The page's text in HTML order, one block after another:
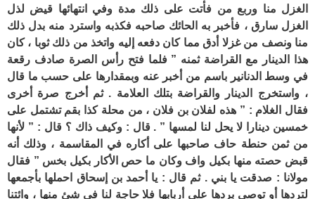
الغزل منا وربع من فأتت على ذلك مدة وفي انتهائها قيض لذل
الغزل سارق ، فأخبر به الحائك صاحبه فكذبه واسترد منه بدل ذلك
منا ونصف من غزلا أدق مما كان دفعه إليه واتخذ من ذلك ثوبا ، كان
هذا الدينار مع القراضة ثمنه ” فلما فتح رأس الصرة صادف رقعة
في وسط الدنانير باسم من أخبر عنه وبمقدارها على حسب ما قال
، واستخرج الدينار والقراضة بتلك العلامة . ثم أخرج صرة أخرى
فقال الغلام : ” هذه لفلان بن فلان ، من محلة كذا بقم تشتمل على
خمسين دينارا لا يحل لنا لمسها ” . قال : وكيف ذاك ؟ قال : ” لأنها
من ثمن حنطة حاف صاحبها على أكاره في المقاسمة ، وذلك أنه
قبض حصته منها بكيل واف وكان ما حص الأكار بكيل بخس ” فقال
مولانا : صدقت يا بني . ثم قال : يا أحمد بن إسحاق احملها بأجمعها
لتردها أو توصي بردها على أربابها فلا حاجة لنا في شئ منها ، وائتنا